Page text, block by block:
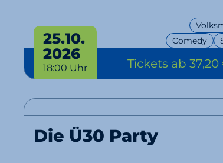
Comedy
25.10.
2026
18:00 Uhr Tickets ab
Die Ü30 Party